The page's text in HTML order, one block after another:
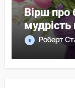
Вірш про
мудрість
Роберт